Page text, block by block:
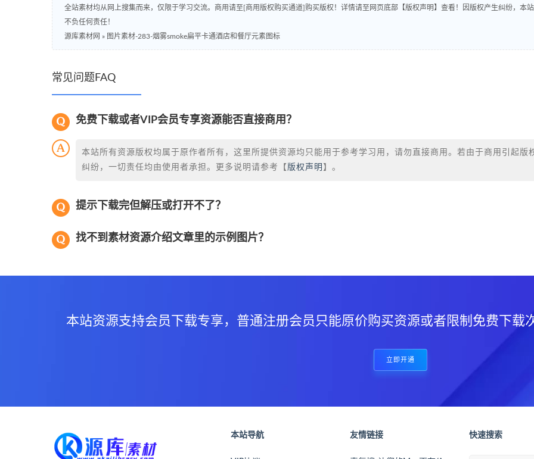
全站素材均从网上搜集而来，仅限于学习交流。商用请至[商用版权购买通道]购买版权！详情请至网页底部【版权声明】查看！因版权产生纠纷，本站
不负任何责任！
源库素材网 » 图片素材-283-烟雾smoke扁平卡通酒店和餐厅元素图标
常见问题FAQ
免费下载或者VIP会员专享资源能否直接商用？
本站所有资源版权均属于原作者所有，这里所提供资源均只能用于参考学习用，请勿直接商用。若由于商用引起版
纠纷，一切责任均由使用者承担。更多说明请参考【 版权声明 】。
提示下载完但解压或打开不了？
找不到素材资源介绍文章里的示例图片？
本站资源支持会员下载专享，普通注册会员只能原价购买资源或者限制免费下载
立即开通
本站导航 友情链接 快速搜索